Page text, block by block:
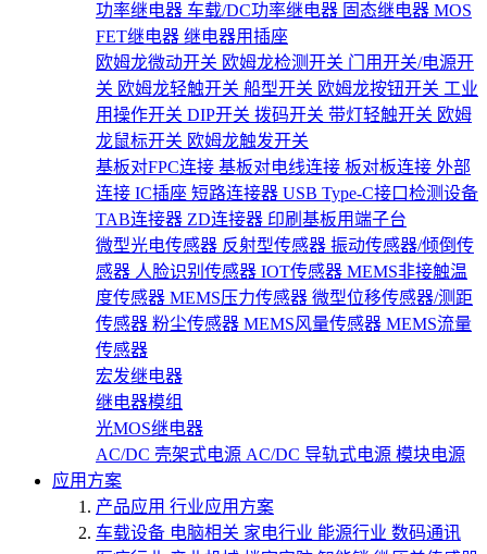
功率继电器 车载/DC功率继电器 固态继电器 MOS
FET继电器 继电器用插座
欧姆龙微动开关 欧姆龙检测开关 门用开关/电源开
关 欧姆龙轻触开关 船型开关 欧姆龙按钮开关 工业
用操作开关 DIP开关 拨码开关 带灯轻触开关 欧姆
龙鼠标开关 欧姆龙触发开关
基板对FPC连接 基板对电线连接 板对板连接 外部
连接 IC插座 短路连接器 USB Type-C接口检测设备
TAB连接器 ZD连接器 印刷基板用端子台
微型光电传感器 反射型传感器 振动传感器/倾倒传
感器 人脸识别传感器 IOT传感器 MEMS非接触温
度传感器 MEMS压力传感器 微型位移传感器/测距
传感器 粉尘传感器 MEMS风量传感器 MEMS流量
传感器
宏发继电器
继电器模组
光MOS继电器
AC/DC 壳架式电源 AC/DC 导轨式电源 模块电源
应用方案
产品应用 行业应用方案
车载设备 电脑相关 家电行业 能源行业 数码通讯